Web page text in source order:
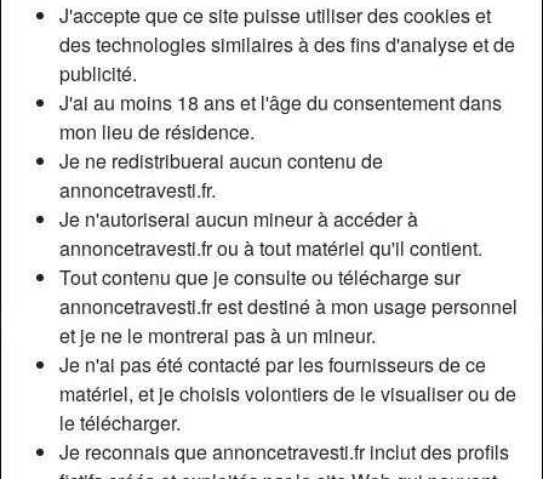
J'accepte que ce site puisse utiliser des cookies et
des technologies similaires à des fins d'analyse et de
publicité.
J'ai au moins 18 ans et l'âge du consentement dans
mon lieu de résidence.
Je ne redistribuerai aucun contenu de
annoncetravesti.fr.
Je n'autoriserai aucun mineur à accéder à
annoncetravesti.fr ou à tout matériel qu'il contient.
Tout contenu que je consulte ou télécharge sur
annoncetravesti.fr est destiné à mon usage personnel
et je ne le montrerai pas à un mineur.
Je n'ai pas été contacté par les fournisseurs de ce
matériel, et je choisis volontiers de le visualiser ou de
le télécharger.
Je reconnais que annoncetravesti.fr inclut des profils
Département:
Rhône
Sexe:
Transexuelle
Sexualité:
Relation:
Couleur des cheveux:
Foncé
Taille:
Poids:
63 Kg
Épilé(e):
Oui
Fumeur(euse):
À l'occasion
person_pin Description
Bonjour, je cherche un homme charmant et très
respectueux envers les transexuelles. J’avoue que si tu es
mon genre de mecs, je te garderais bien avec moi pour